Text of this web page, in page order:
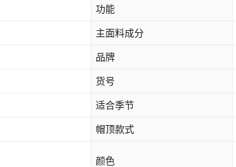
功能
主面料成分
品牌
货号
适合季节
帽顶款式
颜色